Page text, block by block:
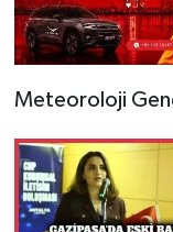
Meteoroloji